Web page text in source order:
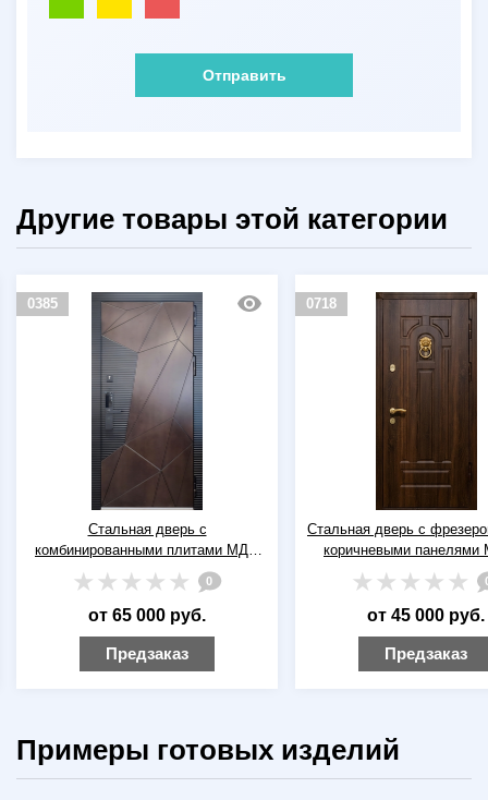
Отправить
Другие товары этой категории
Стальная дверь с
плитами МДФ
темно-коричневого цвета и
электронным замком
0
от 65 000 руб.
Предзаказ
0718
Стальная дверь с
коричневыми панелями МДФ с
кнокером
0
от 45 000 руб.
Предзаказ
Примеры готовых изделий